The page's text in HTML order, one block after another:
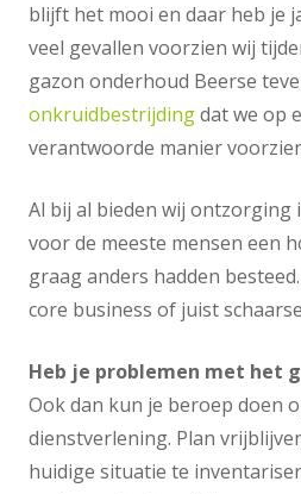
blijft het mooi en daar heb je
veel gevallen voorzien wij
gazon onderhoud Beerse
onkruidbestrijdingdat we op
verantwoorde manier
Al bij al bieden wij ontzorging
voor de meeste mensen een
graag anders hadden
core business of juist
Heb je problemen met het
Ook dan kun je beroep doen
dienstverlening. Plan
huidige situatie te